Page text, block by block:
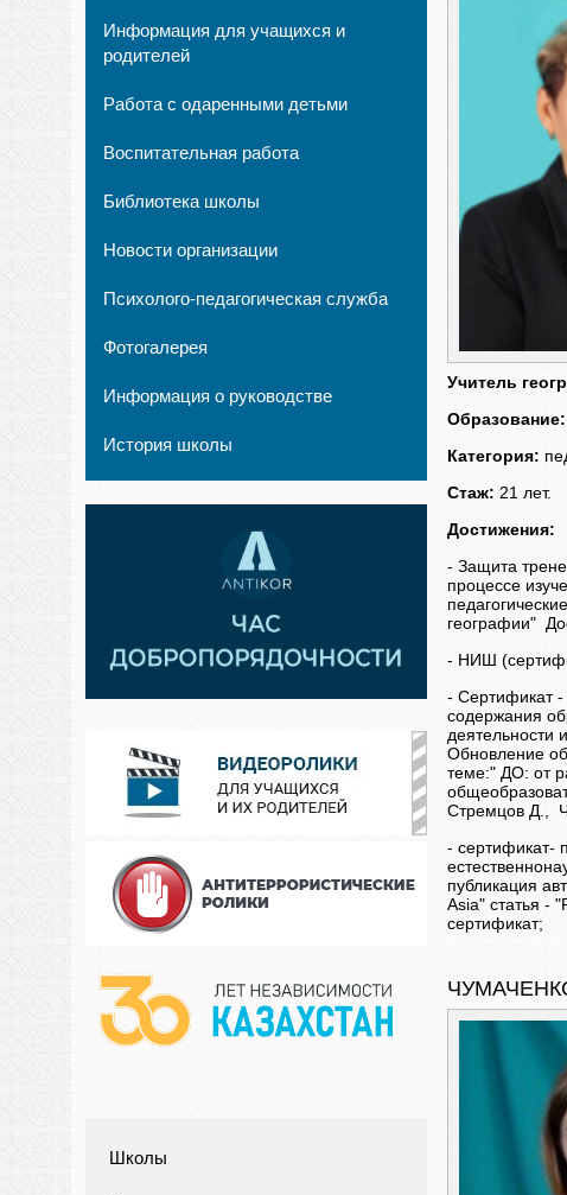
Информация для учащихся и
родителей
Работа с одаренными детьми
Воспитательная работа
Библиотека школы
Новости организации
Психолого-педагогическая служба
Фотогалерея
Информация о руководстве
История школы
Школы
Учитель
Образование:
Категория:
Стаж: 21 лет.
Достижения:
- Защита
процессе
географии"
- НИШ
- Сертификат -
содержания
деятельности
Обновление
теме:" ДО: от
Стремцов Д.,
- сертификат-
публикация
Asia" статья -
сертификат;